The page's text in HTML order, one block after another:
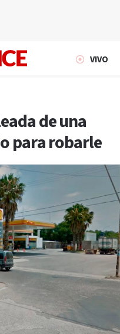
VIVO
de una
para robarle